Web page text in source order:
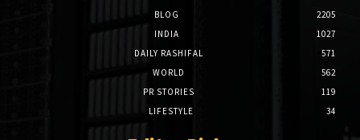
BLOG
2205
INDIA
1027
DAILY RASHIFAL
571
WORLD
562
PR STORIES
119
LIFESTYLE
34